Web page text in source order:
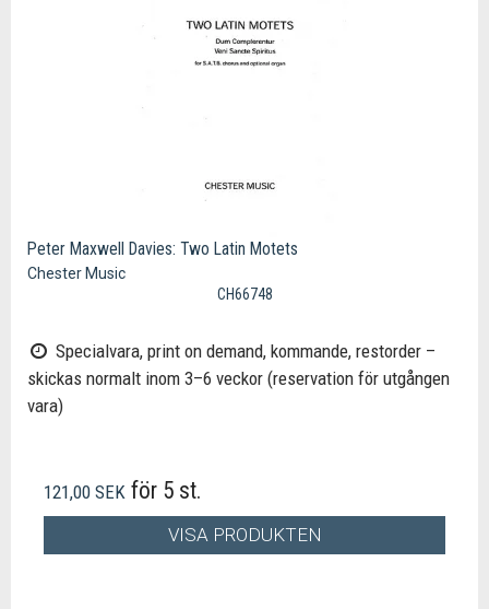
Peter Maxwell Davies: Two Latin Motets
Chester Music
CH66748
Specialvara, print on demand, kommande, restorder –
skickas normalt inom 3–6 veckor (reservation för utgången
vara)
121,00 SEK för 5 st.
VISA PRODUKTEN